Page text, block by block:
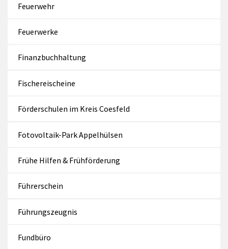
Feuerwehr
Feuerwerke
Finanzbuchhaltung
Fischereischeine
Förderschulen im Kreis Coesfeld
Fotovoltaik-Park Appelhülsen
Frühe Hilfen & Frühförderung
Führerschein
Führungszeugnis
Fundbüro